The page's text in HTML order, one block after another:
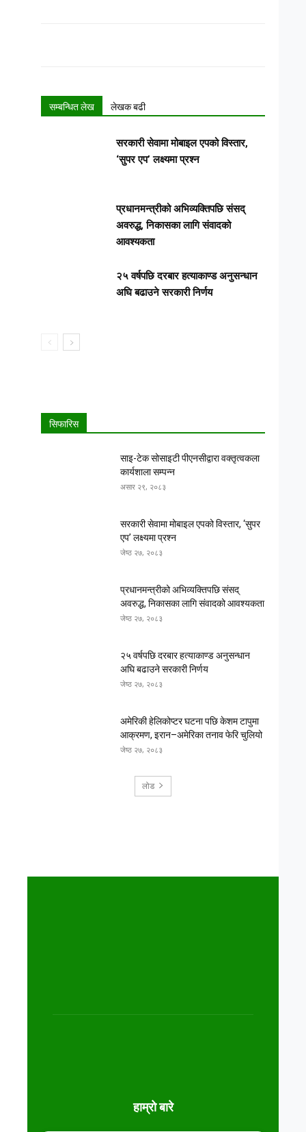
सम्बन्धित लेख लेखक बढी
सरकारी सेवामा मोबाइल एपको विस्तार,
‘सुपर एप’ लक्ष्यमा प्रश्न
प्रधानमन्त्रीको अभिव्यक्तिपछि संसद्
अवरुद्ध, निकासका लागि संवादको
आवश्यकता
२५ वर्षपछि दरबार हत्याकाण्ड अनुसन्धान
अघि बढाउने सरकारी निर्णय
सिफारिस
साइ-टेक सोसाइटी पीएनसीद्वारा वक्तृत्वकला
कार्यशाला सम्पन्न
असार २९, २०८३
सरकारी सेवामा मोबाइल एपको विस्तार, ‘सुपर
एप’ लक्ष्यमा प्रश्न
जेष्ठ २७, २०८३
प्रधानमन्त्रीको अभिव्यक्तिपछि संसद्
अवरुद्ध, निकासका लागि संवादको आवश्यकता
जेष्ठ २७, २०८३
२५ वर्षपछि दरबार हत्याकाण्ड अनुसन्धान
अघि बढाउने सरकारी निर्णय
जेष्ठ २७, २०८३
अमेरिकी हेलिकोप्टर घटना पछि केशम टापुमा
आक्रमण, इरान–अमेरिका तनाव फेरि चुलियो
जेष्ठ २७, २०८३
लोड
हाम्रो बारे